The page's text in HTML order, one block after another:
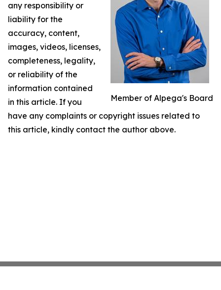
Member of Alpega's Board
any responsibility or
liability for the
accuracy, content,
images, videos, licenses,
completeness, legality,
or reliability of the
information contained
in this article. If you
have any complaints or copyright issues related to
this article, kindly contact the author above.